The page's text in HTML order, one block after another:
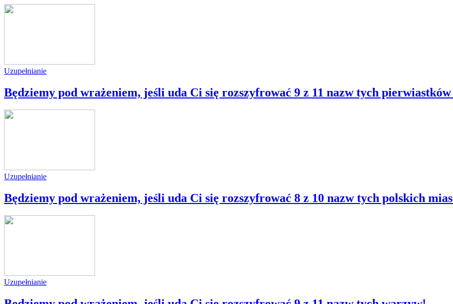
Uzupełnianie
Będziemy pod wrażeniem, jeśli uda Ci się rozszyfrować 9 z 11 nazw tych
Uzupełnianie
Będziemy pod wrażeniem, jeśli uda Ci się rozszyfrować 8 z 10 nazw tych polskich
Uzupełnianie